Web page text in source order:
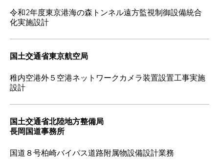
令和2年度東京港海の森トンネル遠方監視制御設備統合
化実施設計
国土交通省東京航空局
稚内空港外５空港ネットワークカメラ装置設置工事実施
設計
国土交通省北陸地方整備局
長岡国道事務所
国道８号柏崎バイパス道路附属物設備設計業務